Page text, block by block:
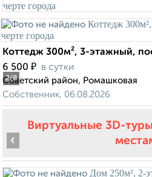
2/8
Коттедж 300м², 3-этажный,
6 500 ₽ в сутки
Советский район, Ромашковая
Собственник, 06.08.2026
Виртуальные 3D-
‹